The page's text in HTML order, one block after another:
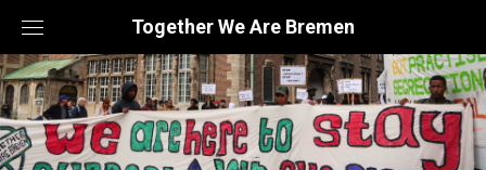
content
Together We Are Bremen